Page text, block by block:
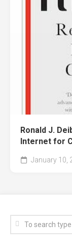
Ronald J.
Internet for
January 10,